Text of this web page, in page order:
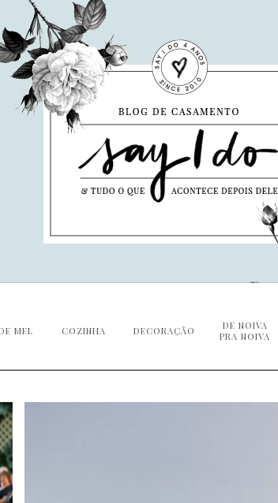
MEL COZINHA DECORAÇÃO
DE NOIVA
PRA NOIVA